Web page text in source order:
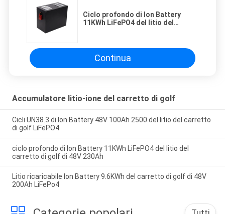
Ciclo profondo di Ion Battery
11KWh LiFePO4 del litio del
Continua
Accumulatore litio-ione del carretto di golf
Cicli UN38.3 di Ion Battery 48V 100Ah 2500 del litio del carretto
di golf LiFePO4
ciclo profondo di Ion Battery 11KWh LiFePO4 del litio del
carretto di golf di 48V 230Ah
Litio ricaricabile Ion Battery 9.6KWh del carretto di golf di 48V
200Ah LiFePo4